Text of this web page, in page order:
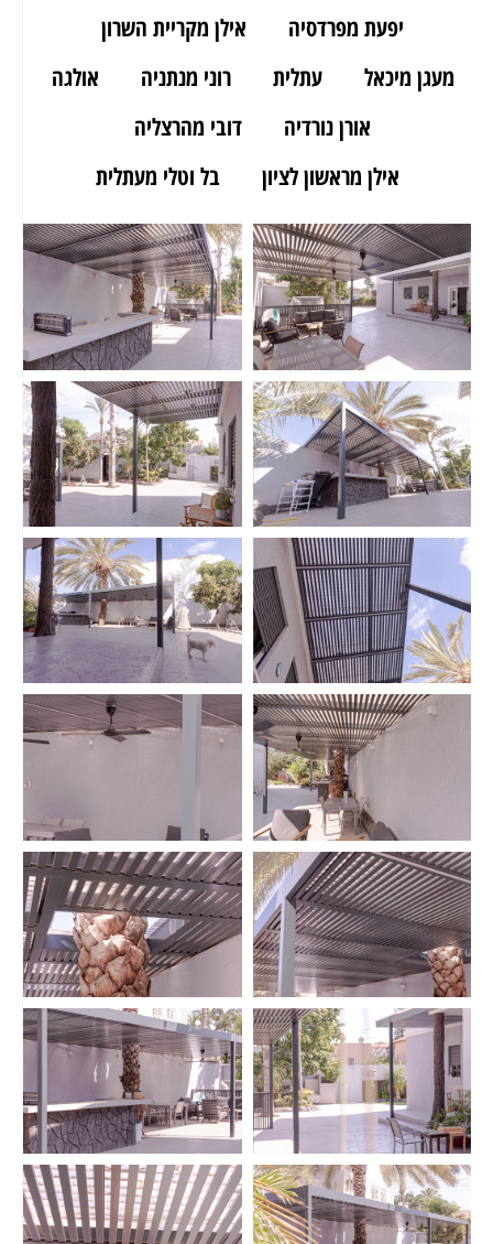
יפעת מפרדסיה
אילן מקריית השרון
מעגן מיכאל
עתלית רוני מנתניה
אולגה
אורן נורדיה
דובי מהרצליה
אילן מראשון לציון
בל וטלי מעתלית